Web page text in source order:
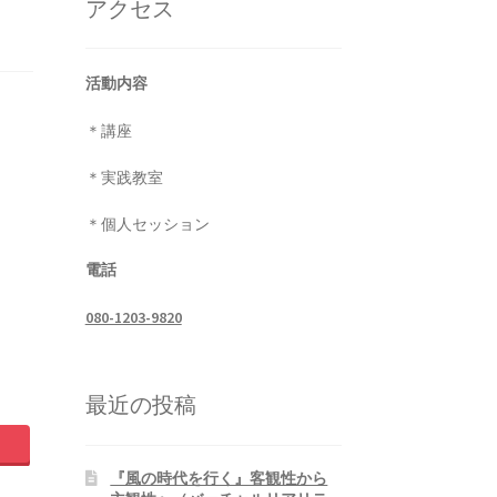
アクセス
活動内容
＊講座
＊実践教室
＊個人セッション
電話
080-1203-9820
最近の投稿
『風の時代を行く』客観性から